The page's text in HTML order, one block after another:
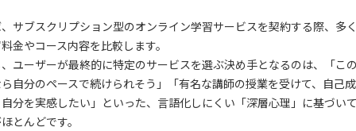
サブスクリプション型のオンライン学習サービスを契約する際、多
金やコース内容を比較します。
ユーザーが最終的に特定のサービスを選ぶ決め手となるのは、「こ
自分のペースで続けられそう」「有名な講師の授業を受けて、自己
分を実感したい」といった、言語化しにくい「深層心理」に基づい
とんどです。